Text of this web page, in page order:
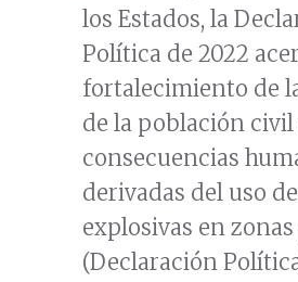
los Estados, la
Política de 2022
fortalecimiento de
de la población
consecuencias
derivadas del uso
explosivas en
(Declaración